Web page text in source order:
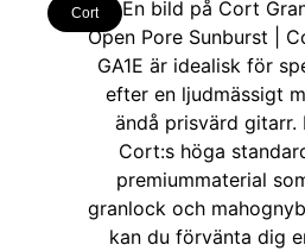
Cort